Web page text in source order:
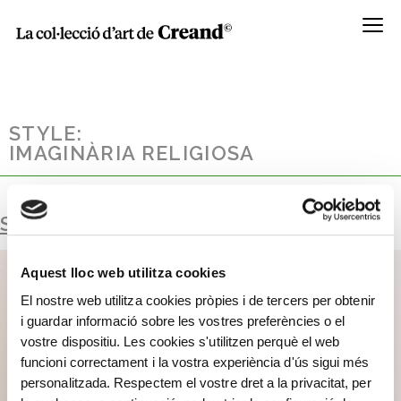
Aquest lloc web utilitza cookies
El nostre web utilitza cookies pròpies i de tercers per obtenir
i guardar informació sobre les vostres preferències o el
vostre dispositiu. Les cookies s'utilitzen perquè el web
funcioni correctament i la vostra experiència d'ús sigui més
personalitzada. Respectem el vostre dret a la privacitat, per
Menú
STYLE:
IMAGINÀRIA RELIGIOSA
SANT JORDI DE L’AUSBERG